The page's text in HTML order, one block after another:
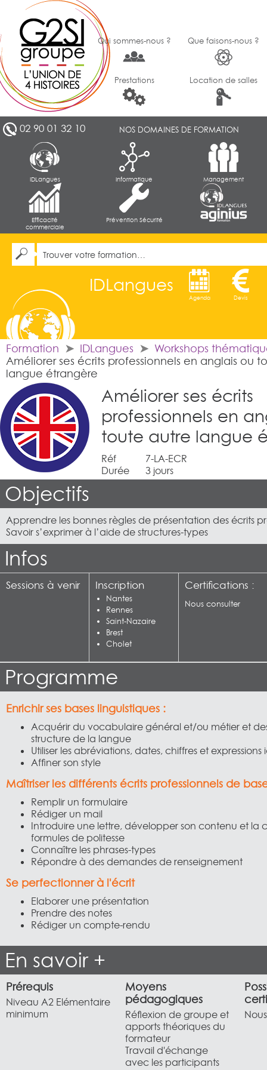
Qui sommes-nous ? Que faisons-nous ?
Prestations Location de salles
02 90 01 32 10 NOS DOMAINES DE FORMATION
IDLangues Informatique Management
Efficacité
commerciale
Prévention Sécurité
IDLangues
Agenda Devis
Formation IDLangues
Workshops
Améliorer ses écrits professionnels en anglais ou
langue étrangère
Améliorer ses écrits
professionnels en
toute autre langue
Réf
7-LA-ECR
Durée
3 jours
Objectifs
Apprendre les bonnes règles de présentation des écrits
Savoir s’exprimer à l’aide de structures-types
Infos
Sessions à venir Inscription
Nantes
Rennes
Saint-Nazaire
Brest
Cholet
Certifications :
Nous consulter
Programme
Enrichir ses bases linguistiques :
Acquérir du vocabulaire général et/ou métier et
structure de la langue
Utiliser les abréviations, dates, chiffres et
Affiner son style
Maîtriser les différents écrits professionnels de
Remplir un formulaire
Rédiger un mail
Introduire une lettre, développer son contenu et la
formules de politesse
Connaître les phrases-types
Répondre à des demandes de renseignement
Se perfectionner à l'écrit
Elaborer une présentation
Prendre des notes
Rédiger un compte-rendu
En savoir +
Prérequis
Niveau A2 Elémentaire
minimum
Moyens
pédagogiques
Réflexion de groupe et
apports théoriques du
formateur
Travail d'échange
avec les participants